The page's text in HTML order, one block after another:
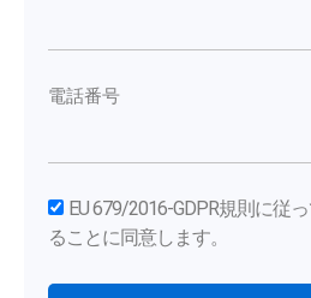
電話番号
EU 679/2016-GDPR規則に従
ることに同意します。